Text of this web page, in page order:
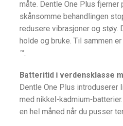
måte. Dentle One Plus
skånsomme behandlingen
redusere vibrasjoner og støy.
holde og bruke. Til sammen
™.
Batteritid i verdensklasse
Dentle One Plus
med nikkel-kadmium-
en hel måned når du pusser